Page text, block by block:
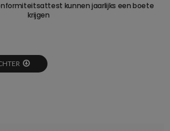
kunnen jaarlijks een boete
krijgen